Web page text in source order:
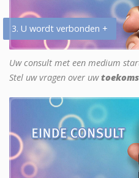
3. U wordt verbonden +
Uw consult met een medium
Stel uw vragen over uw